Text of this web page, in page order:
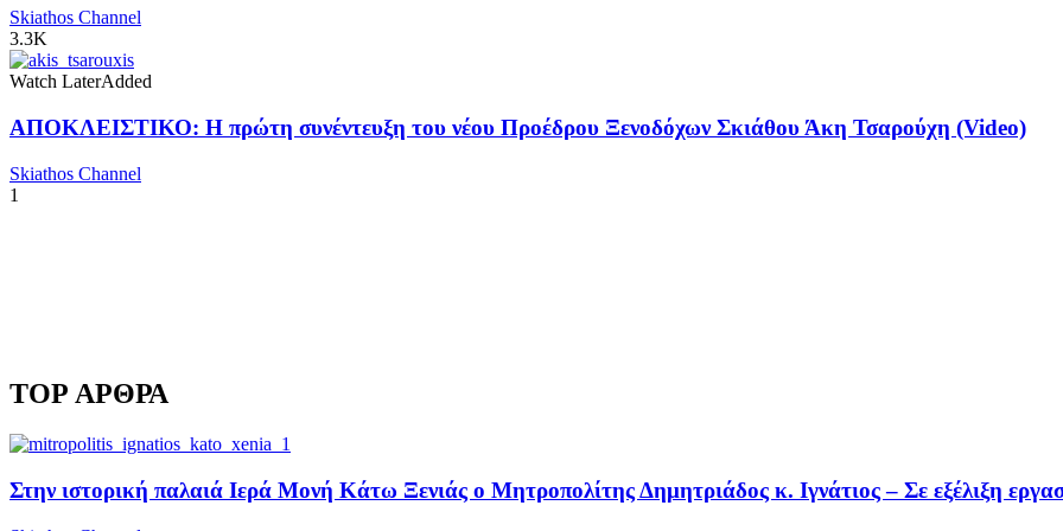
Skiathos Channel
3.3K
Watch LaterAdded
ΑΠΟΚΛΕΙΣΤΙΚΟ: Η πρώτη συνέντευξη του νέου Προέδρου Ξενοδόχων Σκιάθου Άκη Τσαρούχη (Video)
Skiathos Channel
1
TOP ΑΡΘΡΑ
Στην ιστορική παλαιά Ιερά Μονή Κάτω Ξενιάς ο Μητροπολίτης Δημητριάδος κ. Ιγνάτιος – Σε εξέλιξη